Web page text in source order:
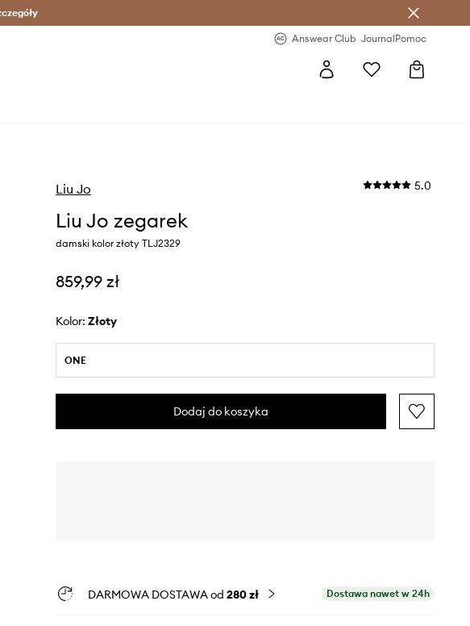
24h >
Answear Club JournalPomoc
Liu Jo 5.0
Liu Jo zegarek
damski kolor złoty TLJ2329
859,99 zł
Kolor: złoty
ONE
Dodaj do koszyka
DARMOWA DOSTAWA od 280 zł Dostawa nawet w 24h